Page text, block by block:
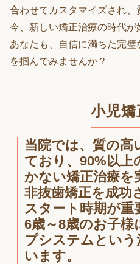
合わせてカスタマイズされ、
今、新しい矯正治療の時代が
あなたも、自信に満ちた完
を掴んでみませんか？
小児
当院では、質の高
ており、90%以上
かない矯正治療を
非抜歯矯正を成功
スタート時期が重
6歳～8歳のお子様
プシステムという
います。